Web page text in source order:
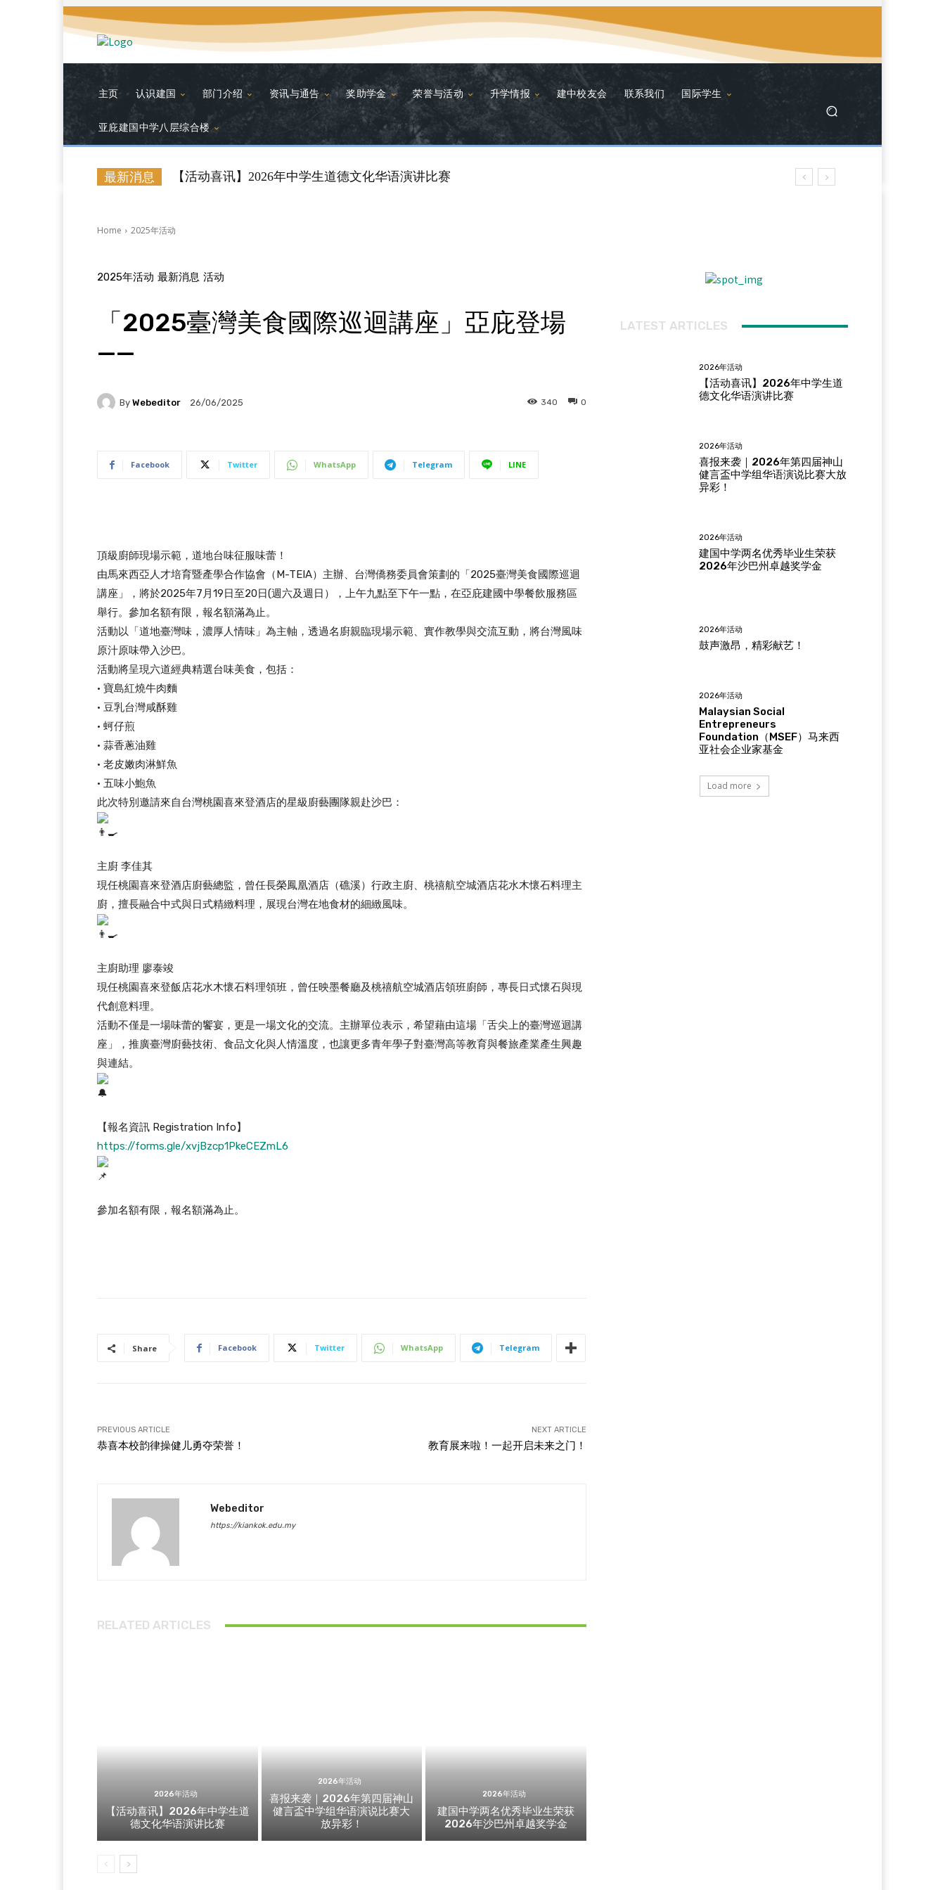
主页 认识建国 部门介绍 资讯与通告 奖助学金 荣誉与活动 升学情报 建中校友会 联系我们 国际学生
亚庇建国中学八层综合楼
最新消息 【活动喜讯】2026年中学生道德文化华语演讲比赛
Home 2025年活动
2025年活动 最新消息 活动
「2025臺灣美食國際巡迴講座」亞庇登場
——
By Webeditor 26/06/2025 0
340
Facebook Twitter WhatsApp Telegram LINE
頂級廚師現場示範，道地台味征服味蕾！
由馬來西亞人才培育暨產學合作協會（M-TEIA）主辦、台灣僑務委員會策劃的「2025臺灣美食國際巡迴
講座」，將於2025年7月19日至20日(週六及週日），上午九點至下午一點，在亞庇建國中學餐飲服務區
舉行。參加名額有限，報名額滿為止。
活動以「道地臺灣味，濃厚人情味」為主軸，透過名廚親臨現場示範、實作教學與交流互動，將台灣風味
原汁原味帶入沙巴。
活動將呈現六道經典精選台味美食，包括：
• 寶島紅燒牛肉麵
• 豆乳台灣咸酥雞
• 蚵仔煎
• 蒜香蔥油雞
• 老皮嫩肉淋鮮魚
• 五味小鮑魚
此次特別邀請來自台灣桃園喜來登酒店的星級廚藝團隊親赴沙巴：
主廚 李佳其
現任桃園喜來登酒店廚藝總監，曾任長榮鳳凰酒店（礁溪）行政主廚、桃禧航空城酒店花水木懷石料理主
廚，擅長融合中式與日式精緻料理，展現台灣在地食材的細緻風味。
主廚助理 廖泰竣
現任桃園喜來登飯店花水木懷石料理領班，曾任映墨餐廳及桃禧航空城酒店領班廚師，專長日式懷石與現
代創意料理。
活動不僅是一場味蕾的饗宴，更是一場文化的交流。主辦單位表示，希望藉由這場「舌尖上的臺灣巡迴講
座」，推廣臺灣廚藝技術、食品文化與人情溫度，也讓更多青年學子對臺灣高等教育與餐旅產業產生興趣
與連結。
【報名資訊 Registration Info】
https://forms.gle/xvjBzcp1PkeCEZmL6
參加名額有限，報名額滿為止。
Share Facebook Twitter WhatsApp Telegram
PREVIOUS ARTICLE
恭喜本校韵律操健儿勇夺荣誉！
NEXT ARTICLE
教育展来啦！一起开启未来之门！
Webeditor
https://kiankok.edu.my
RELATED ARTICLES
2026年活动
【活动喜讯】2026年中学生道
德文化华语演讲比赛
2026年活动
喜报来袭｜2026年第四届神山
健言盃中学组华语演说比赛大
放异彩！
2026年活动
建国中学两名优秀毕业生荣获
2026年沙巴州卓越奖学金
LATEST ARTICLES
2026年活动
【活动喜讯】2026年中学生道
德文化华语演讲比赛
2026年活动
喜报来袭｜2026年第四届神山
健言盃中学组华语演说比赛大放
异彩！
2026年活动
建国中学两名优秀毕业生荣获
2026年沙巴州卓越奖学金
2026年活动
鼓声激昂，精彩献艺！
2026年活动
Malaysian Social
Entrepreneurs
Foundation（MSEF）马来西
亚社会企业家基金
Load more